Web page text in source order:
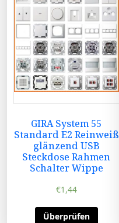
GIRA System 55
Standard E2 Reinweiß
glänzend USB
Steckdose Rahmen
Schalter Wippe
€1,44
Überprüfen